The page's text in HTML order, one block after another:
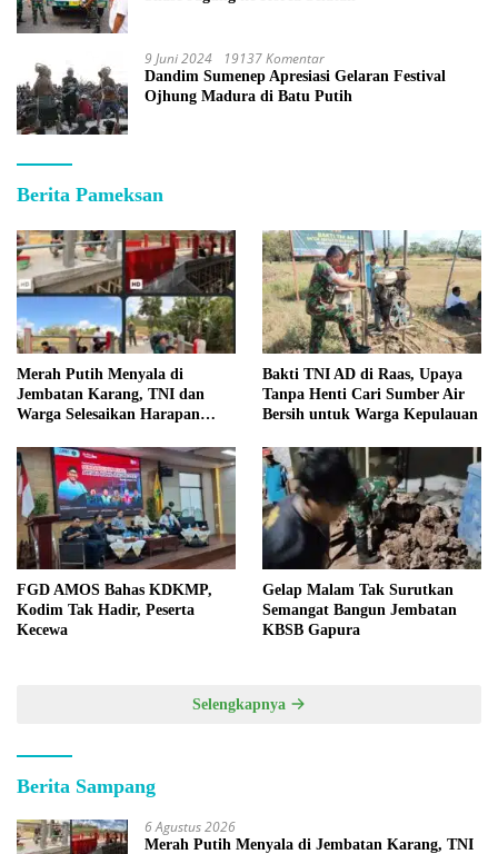
9 Juni 2024 19137 Komentar
Dandim Sumenep Apresiasi Gelaran Festival
Ojhung Madura di Batu Putih
Berita Pameksan
Merah Putih Menyala di
Jembatan Karang, TNI dan
Warga Selesaikan Harapan
Bakti TNI AD di Raas, Upaya
Tanpa Henti Cari Sumber Air
Bersih untuk Warga Kepulauan
FGD AMOS Bahas KDKMP,
Kodim Tak Hadir, Peserta
Kecewa
Gelap Malam Tak Surutkan
Semangat Bangun Jembatan
KBSB Gapura
Selengkapnya
Berita Sampang
6 Agustus 2026
Merah Putih Menyala di Jembatan Karang, TNI